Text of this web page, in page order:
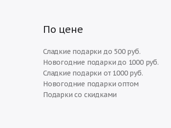
По цене
Сладкие подарки до 500 руб.
Новогодние подарки до 1000 руб.
Сладкие подарки от 1000 руб.
Новогодние подарки оптом
Подарки со скидками